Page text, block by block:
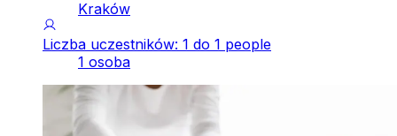
Kraków
Liczba uczestników: 1 do 1 people
1 osoba